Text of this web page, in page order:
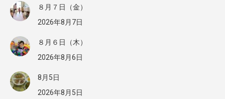
８月７日（金）
2026年8月7日
８月６日（木）
2026年8月6日
8月5日
2026年8月5日